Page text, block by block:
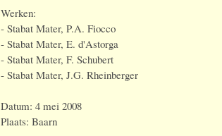
Werken:
- Stabat Mater, P.A. Fiocco
- Stabat Mater, E. d'Astorga
- Stabat Mater, F. Schubert
- Stabat Mater, J.G. Rheinberger
Datum: 4 mei 2008
Plaats: Baarn